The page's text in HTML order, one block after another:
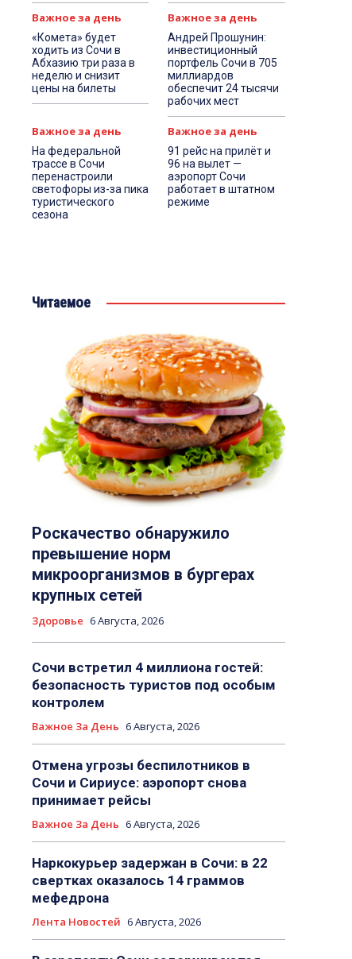
Важное за день
«Комета» будет
ходить из Сочи в
Абхазию три раза в
неделю и снизит
цены на билеты
Важное за день
Андрей Прошунин:
инвестиционный
портфель Сочи в 705
миллиардов
обеспечит 24 тысячи
рабочих мест
Важное за день
На федеральной
трассе в Сочи
перенастроили
светофоры из-за пика
туристического
сезона
Важное за день
91 рейс на прилёт и
96 на вылет —
аэропорт Сочи
работает в штатном
режиме
Читаемое
Роскачество обнаружило
превышение норм
микроорганизмов в бургерах
крупных сетей
Здоровье 6 Августа, 2026
Сочи встретил 4 миллиона гостей:
безопасность туристов под особым
контролем
Важное За День 6 Августа, 2026
Отмена угрозы беспилотников в
Сочи и Сириусе: аэропорт снова
принимает рейсы
Важное За День 6 Августа, 2026
Наркокурьер задержан в Сочи: в 22
свертках оказалось 14 граммов
мефедрона
Лента Новостей 6 Августа, 2026